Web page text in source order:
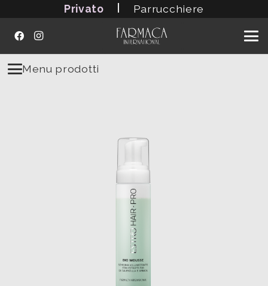
Privato | Parrucchiere
Menu prodotti